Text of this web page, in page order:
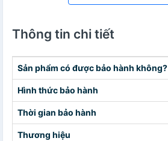
Thông tin chi tiết
Sản phẩm có được bảo hành không?
Hình thức bảo hành
Thời gian bảo hành
Thương hiệu